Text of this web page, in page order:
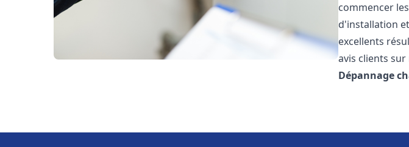
commencer
d'installation
excellents
avis clients
Dépannage